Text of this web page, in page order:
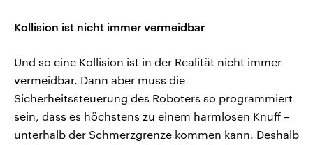
Kollision ist nicht immer vermeidbar
Und so eine Kollision ist in der Realität nicht immer
vermeidbar. Dann aber muss die
Sicherheitssteuerung des Roboters so programmiert
sein, dass es höchstens zu einem harmlosen Knuff –
unterhalb der Schmerzgrenze kommen kann. Deshalb